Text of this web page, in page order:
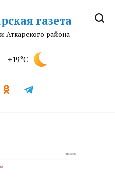
газета
Аткарского района
+19°C